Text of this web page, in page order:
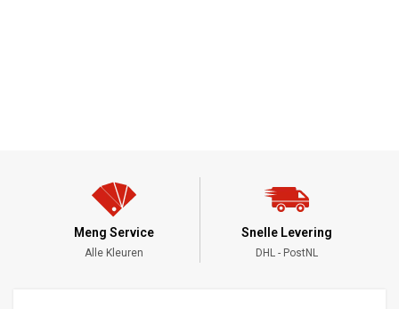
Meng Service
Alle Kleuren
Snelle Levering
DHL - PostNL